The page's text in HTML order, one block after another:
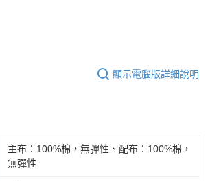
顯示電腦版詳細說明
主布：100%棉，無彈性、配布：100%棉，
無彈性